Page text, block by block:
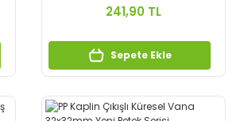
241,90 TL
Sepete Ekle